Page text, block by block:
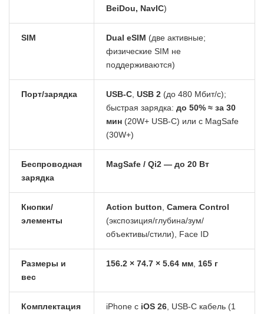
BeiDou, NavIC)
SIM Dual eSIM (две активные;
физические SIM не
поддерживаются)
Порт/зарядка USB-C USB 2 (до 480 Мбит/с);
быстрая зарядка: до 50% ≈ за 30
мин (20W+ USB-C) или с MagSafe
(30W+)
Беспроводная
зарядка
MagSafe / Qi2 — до 20 Вт
Кнопки/
элементы
Action button Camera Control
(экспозиция/глубина/зум/
объективы/стили), Face ID
Размеры и
вес
156.2 × 74.7 × 5.64 мм 165 г
Комплектация iPhone с iOS 26 , USB-C кабель (1